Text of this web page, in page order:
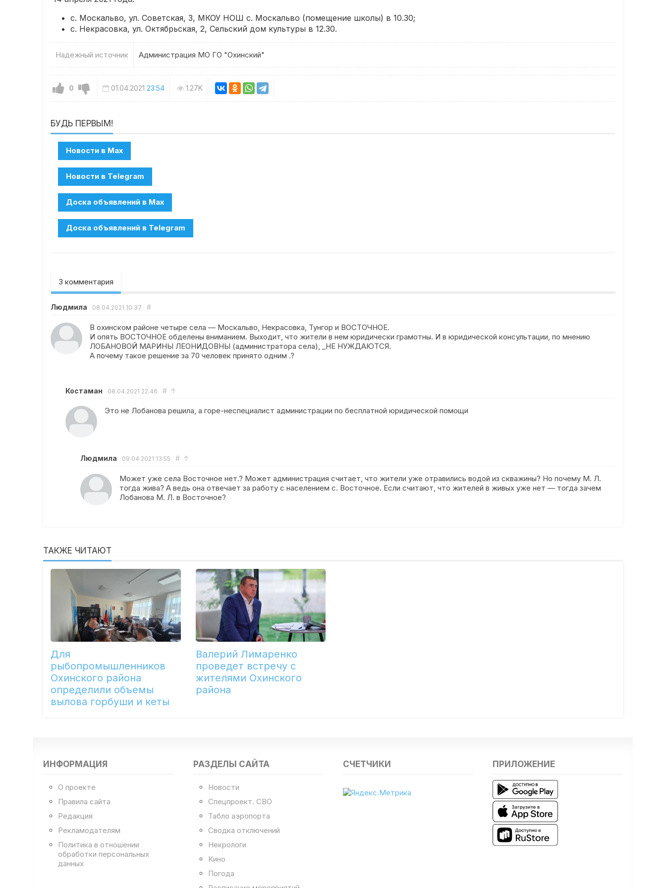
с. Москальво, ул. Советская, 3, МКОУ НОШ с. Москальво (помещение школы) в 10.30;
с. Некрасовка, ул. Октябрьская, 2, Сельский дом культуры в 12.30.
Надежный источник Администрация МО ГО "Охинский"
0 01.04.2021 23:54 1.27K
БУДЬ ПЕРВЫМ!
3 комментария
Людмила 08.04.2021 10:37 #
В охинском районе четыре села — Москальво, Некрасовка, Тунгор и ВОСТОЧНОЕ.
И опять ВОСТОЧНОЕ обделены вниманием. Выходит, что жители в нем юридически грамотны. И в юридической консультации, по мнению
ЛОБАНОВОЙ МАРИНЫ ЛЕОНИДОВНЫ (администратора села), _НЕ НУЖДАЮТСЯ.
А почему такое решение за 70 человек принято одним .?
Костаман 08.04.2021 22:46 # ↑
Это не Лобанова решила, а горе-неспециалист администрации по бесплатной юридической помощи
Людмила 09.04.2021 13:55 # ↑
Может уже села Восточное нет.? Может администрация считает, что жители уже отравились водой из скважины? Но почему М. Л.
тогда жива? А ведь она отвечает за работу с населением с. Восточное. Если считают, что жителей в живых уже нет — тогда зачем
Лобанова М. Л. в Восточное?
ТАКЖЕ ЧИТАЮТ
Для
рыбопромышленников
Охинского района
определили объемы
вылова горбуши и кеты
Валерий Лимаренко
проведет встречу с
жителями Охинского
района
ИНФОРМАЦИЯ
О проекте
Правила сайта
Редакция
Рекламодателям
Политика в отношении
обработки персональных
данных
РАЗДЕЛЫ САЙТА
Новости
Спецпроект. СВО
Табло аэропорта
Сводка отключений
Некрологи
Кино
Погода
СЧЕТЧИКИ ПРИЛОЖЕНИЕ